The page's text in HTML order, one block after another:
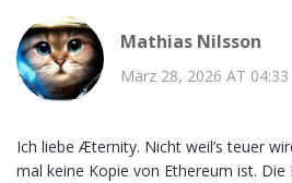
Mathias Nilsson
März 28, 2026 AT 04:33
Ich liebe Æternity. Nicht weil’s teuer
mal keine Kopie von Ethereum ist. Die